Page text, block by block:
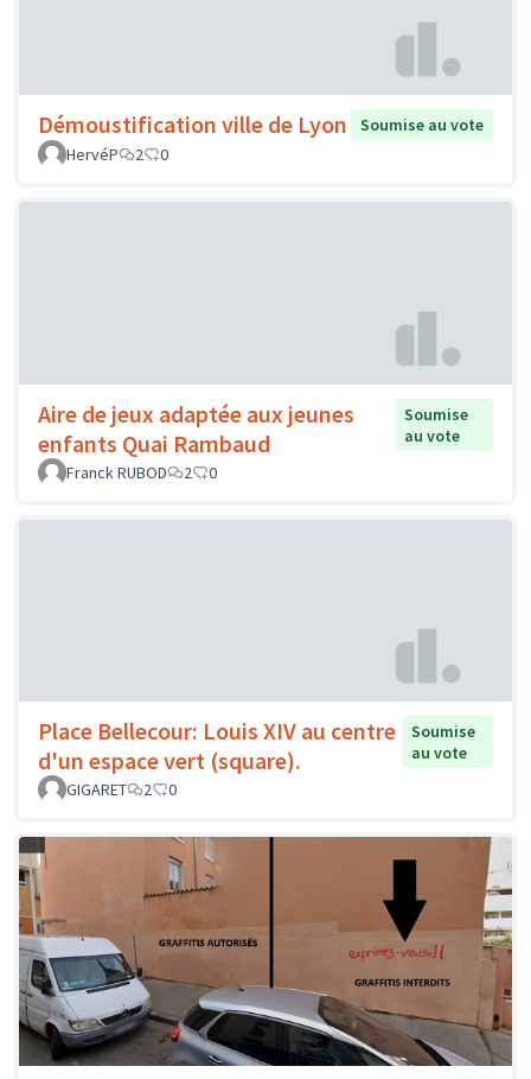
Démoustification ville de Lyon
Soumise au vote
HervéP
2 0
Aire de jeux adaptée aux jeunes
enfants Quai Rambaud
Soumise
au vote
Franck RUBOD
2 0
Place Bellecour: Louis XIV au centre
d'un espace vert (square).
Soumise
au vote
GIGARET
2 0